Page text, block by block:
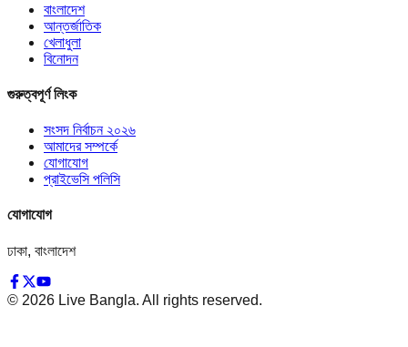
বাংলাদেশ
আন্তর্জাতিক
খেলাধুলা
বিনোদন
গুরুত্বপূর্ণ লিংক
সংসদ নির্বাচন ২০২৬
আমাদের সম্পর্কে
যোগাযোগ
প্রাইভেসি পলিসি
যোগাযোগ
ঢাকা, বাংলাদেশ
© 2026 Live Bangla. All rights reserved.